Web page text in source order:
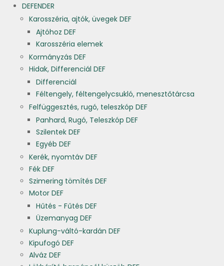
DEFENDER
Karosszéria, ajtók, üvegek DEF
Ajtóhoz DEF
Karosszéria elemek
Kormányzás DEF
Hidak, Differenciál DEF
Differenciál
Féltengely, féltengelycsukló, menesztőtárcsa
Felfüggesztés, rugó, teleszkóp DEF
Panhard, Rugó, Teleszkóp DEF
Szilentek DEF
Egyéb DEF
Kerék, nyomtáv DEF
Fék DEF
Szimering tömítés DEF
Motor DEF
Hűtés - Fűtés DEF
Üzemanyag DEF
Kuplung-váltó-kardán DEF
Kipufogó DEF
Alváz DEF